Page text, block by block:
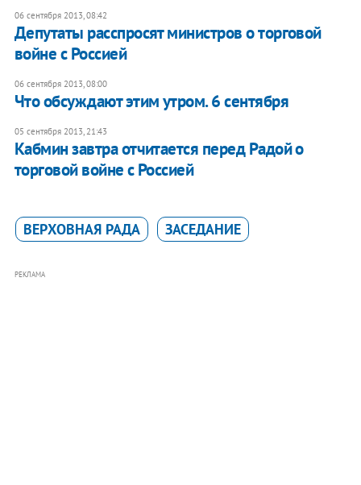
06 сентября 2013, 08:42
Депутаты расспросят министров о торговой
войне с Россией
06 сентября 2013, 08:00
Что обсуждают этим утром. 6 сентября
05 сентября 2013, 21:43
Кабмин завтра отчитается перед Радой о
торговой войне с Россией
ВЕРХОВНАЯ РАДА ЗАСЕДАНИЕ
РЕКЛАМА